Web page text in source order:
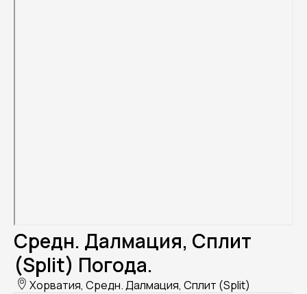
Средн. Далмация, Сплит
(Split) Погода.
Хорватия, Средн. Далмация, Сплит (Split)